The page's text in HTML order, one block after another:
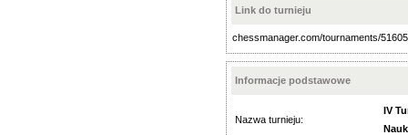
Link do turnieju
chessmanager.com/tournaments/
Informacje podstawowe
Nazwa turnieju:
IV